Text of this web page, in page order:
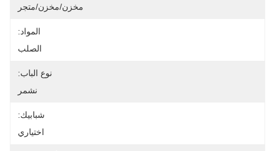
مخزن/مخزن/متجر
المواد:
الصلب
نوع الباب:
نشمر
شبابيك:
اختياري